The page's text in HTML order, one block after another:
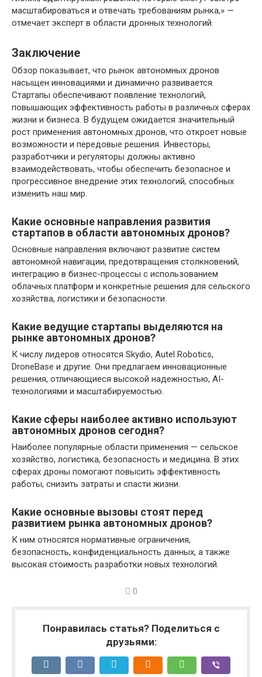
масштабироваться и отвечать требованиям рынка,» —
отмечает эксперт в области дронных технологий.
Заключение
Обзор показывает, что рынок автономных дронов
насыщен инновациями и динамично развивается.
Стартапы обеспечивают появление технологий,
повышающих эффективность работы в различных сферах
жизни и бизнеса. В будущем ожидается значительный
рост применения автономных дронов, что откроет новые
возможности и передовые решения. Инвесторы,
разработчики и регуляторы должны активно
взаимодействовать, чтобы обеспечить безопасное и
прогрессивное внедрение этих технологий, способных
изменить наш мир.
Какие основные направления развития
стартапов в области автономных дронов?
Основные направления включают развитие систем
автономной навигации, предотвращения столкновений,
интеграцию в бизнес-процессы с использованием
облачных платформ и конкретные решения для сельского
хозяйства, логистики и безопасности.
Какие ведущие стартапы выделяются на
рынке автономных дронов?
К числу лидеров относятся Skydio, Autel Robotics,
DroneBase и другие. Они предлагаем инновационные
решения, отличающиеся высокой надежностью, AI-
технологиями и масштабируемостью.
Какие сферы наиболее активно используют
автономных дронов сегодня?
Наиболее популярные области применения — сельское
хозяйство, логистика, безопасность и медицина. В этих
сферах дроны помогают повысить эффективность
работы, снизить затраты и спасти жизни.
Какие основные вызовы стоят перед
развитием рынка автономных дронов?
К ним относятся нормативные ограничения,
безопасность, конфиденциальность данных, а также
высокая стоимость разработки новых технологий.
0
Понравилась статья? Поделиться с
друзьями: